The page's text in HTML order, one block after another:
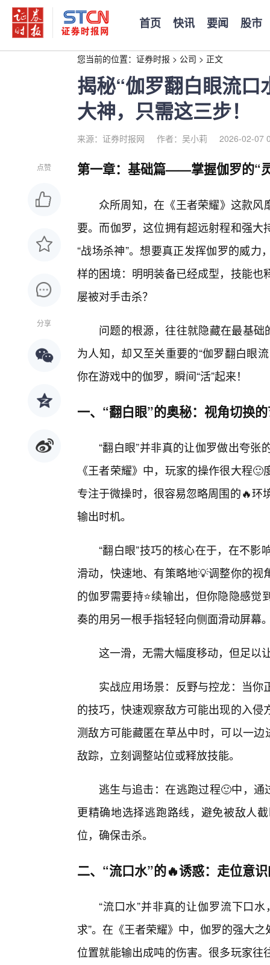
首页 快讯 要闻 股市
您当前的位置： 证券时报 > 公司 > 正文
揭秘“伽罗翻白眼流
大神，只需这三步！
来源：证券时报网 作者：吴小莉 2026-02-07
点赞
分享
第一章：基础篇——掌握伽罗的“
众所周知，在《王者荣耀》这款
要。而伽罗，这位拥有超远射程和强
“战场杀神”。想要真正发挥伽罗的威
样的困境：明明装备已经成型，技能
屡被对手击杀？
问题的根源，往往就隐藏在最基础
为人知，却又至关重要的“伽罗翻白眼
你在游戏中的伽罗，瞬间“活”起来！
一、“翻白眼”的奥秘：视角切换
“翻白眼”并非真的让伽罗做出夸
《王者荣耀》中，玩家的操作很大程
专注于微操时，很容易忽略周围的🔥
输出时机。
“翻白眼”技巧的核心在于，在不
滑动，快速地、有策略地💡调整你的
的伽罗需要持⭐续输出，但你隐隐感
奏的用另一根手指轻轻向侧面滑动屏幕
这一滑，无需大幅度移动，但足以
实战应用场景：反野与控龙：当你
的技巧，快速观察敌方可能出现的入
测敌方可能藏匿在草丛中时，可以一
敌踪，立刻调整站位或释放技能。
逃生与追击：在逃跑过程🙂中，通
更精确地选择逃跑路线，避免被敌人
位，确保击杀。
二、“流口水”的🔥诱惑：走位意
“流口水”并非真的让伽罗流下口
求”。在《王者荣耀》中，伽罗的强大
位置就能输出成吨的伤害。很多玩家